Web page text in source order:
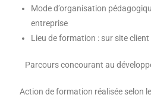
Mode d’organisation
entreprise
Lieu de formation : sur site client
Parcours concourant au
Action de formation réalisée selon